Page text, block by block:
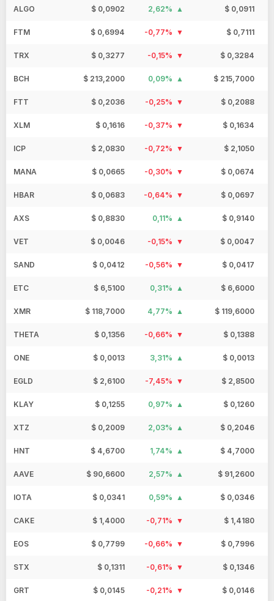
ALGO $ 0,0902 2,62% $ 0,0911
FTM $ 0,6994 -0,77% $ 0,7111
TRX $ 0,3277 -0,15% $ 0,3284
BCH $ 213,2000 0,09% $ 215,7000
FTT $ 0,2036 -0,25% $ 0,2088
XLM $ 0,1616 -0,37% $ 0,1634
ICP $ 2,0830 -0,72% $ 2,1050
MANA $ 0,0665 -0,30% $ 0,0674
HBAR $ 0,0683 -0,64% $ 0,0697
AXS $ 0,8830 0,11% $ 0,9140
VET $ 0,0046 -0,15% $ 0,0047
SAND $ 0,0412 -0,56% $ 0,0417
ETC $ 6,5100 0,31% $ 6,6000
XMR $ 118,7000 4,77% $ 119,6000
THETA $ 0,1356 -0,66% $ 0,1388
ONE $ 0,0013 3,31% $ 0,0013
EGLD $ 2,6100 -7,45% $ 2,8500
KLAY $ 0,1255 0,97% $ 0,1260
XTZ $ 0,2009 2,03% $ 0,2046
HNT $ 4,6700 1,74% $ 4,7000
AAVE $ 90,6600 2,57% $ 91,2600
IOTA $ 0,0341 0,59% $ 0,0346
CAKE $ 1,4000 -0,71% $ 1,4180
EOS $ 0,7799 -0,66% $ 0,7996
STX $ 0,1311 -0,61% $ 0,1346
GRT $ 0,0145 -0,21% $ 0,0146